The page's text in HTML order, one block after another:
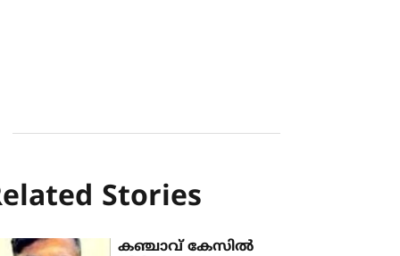
Stories
കഞ്ചാവ് കേസിൽ